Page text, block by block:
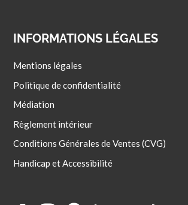
INFORMATIONS LÉGALES
Mentions légales
Politique de confidentialité
Médiation
Règlement intérieur
Conditions Générales de Ventes (CVG)
Handicap et Accessibilité